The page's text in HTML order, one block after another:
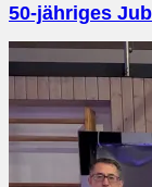
50-jähriges